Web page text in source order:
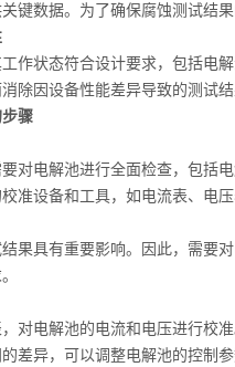
键数据。为了确保腐蚀测试结
状态符合设计要求，包括电解
除因设备性能差异导致的测试结
骤
电解池进行全面检查，包括电
准设备和工具，如电流表、电压
具有重要影响。因此，需要对
电解池的电流和电压进行校准
差异，可以调整电解池的控制